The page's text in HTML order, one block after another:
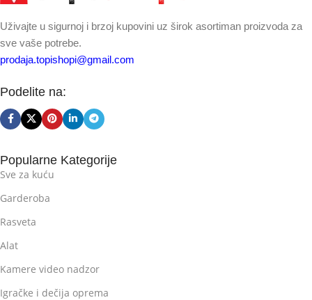
Uživajte u sigurnoj i brzoj kupovini uz širok asortiman proizvoda za
sve vaše potrebe.
prodaja.topishopi@gmail.com
Podelite na:
Popularne Kategorije
Sve za kuću
Garderoba
Rasveta
Alat
Kamere video nadzor
Igračke i dečija oprema